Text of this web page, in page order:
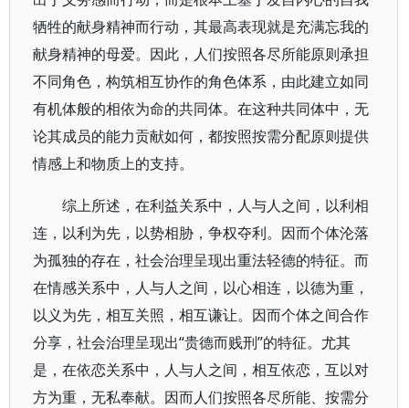
牺牲的献身精神而行动，其最高表现就是充满忘我的
献身精神的母爱。因此，人们按照各尽所能原则承担
不同角色，构筑相互协作的角色体系，由此建立如同
有机体般的相依为命的共同体。在这种共同体中，无
论其成员的能力贡献如何，都按照按需分配原则提供
情感上和物质上的支持。
综上所述，在利益关系中，人与人之间，以利相
连，以利为先，以势相胁，争权夺利。因而个体沦落
为孤独的存在，社会治理呈现出重法轻德的特征。而
在情感关系中，人与人之间，以心相连，以德为重，
以义为先，相互关照，相互谦让。因而个体之间合作
分享，社会治理呈现出“贵德而贱刑”的特征。尤其
是，在依恋关系中，人与人之间，相互依恋，互以对
方为重，无私奉献。因而人们按照各尽所能、按需分